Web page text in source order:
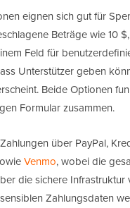
eignen sich gut für
Beträge wie 10
Feld für
Unterstützer geben
Beide Optionen
Formular zusammen.
über PayPal,
Venmo, wobei die
die sichere Infrastruktur
Zahlungsdaten